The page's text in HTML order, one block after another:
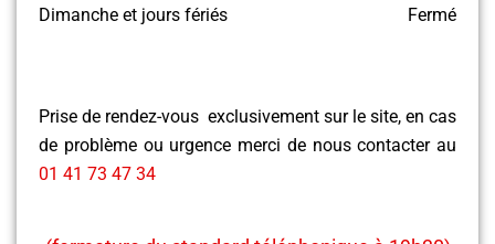
Dimanche et jours fériés Fermé
Prise de rendez-vous exclusivement sur le site, en cas
de problème ou urgence merci de nous contacter au
01 41 73 47 34